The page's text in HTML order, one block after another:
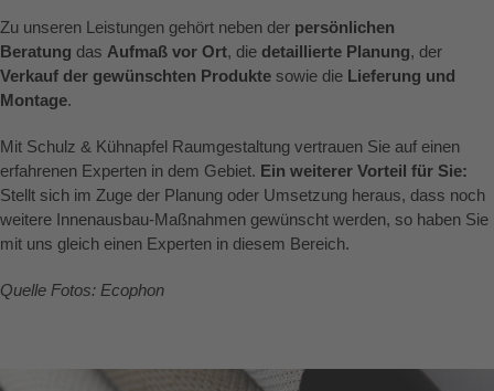
Zu unseren Leistungen gehört neben der persönlichen
Beratung das Aufmaß vor Ort, die detaillierte Planung, der
Verkauf der gewünschten Produkte sowie die Lieferung und
Montage.
Mit Schulz & Kühnapfel Raumgestaltung vertrauen Sie auf einen
erfahrenen Experten in dem Gebiet. Ein weiterer Vorteil für Sie:
Stellt sich im Zuge der Planung oder Umsetzung heraus, dass noch
weitere Innenausbau-Maßnahmen gewünscht werden, so haben Sie
mit uns gleich einen Experten in diesem Bereich.
Quelle Fotos: Ecophon